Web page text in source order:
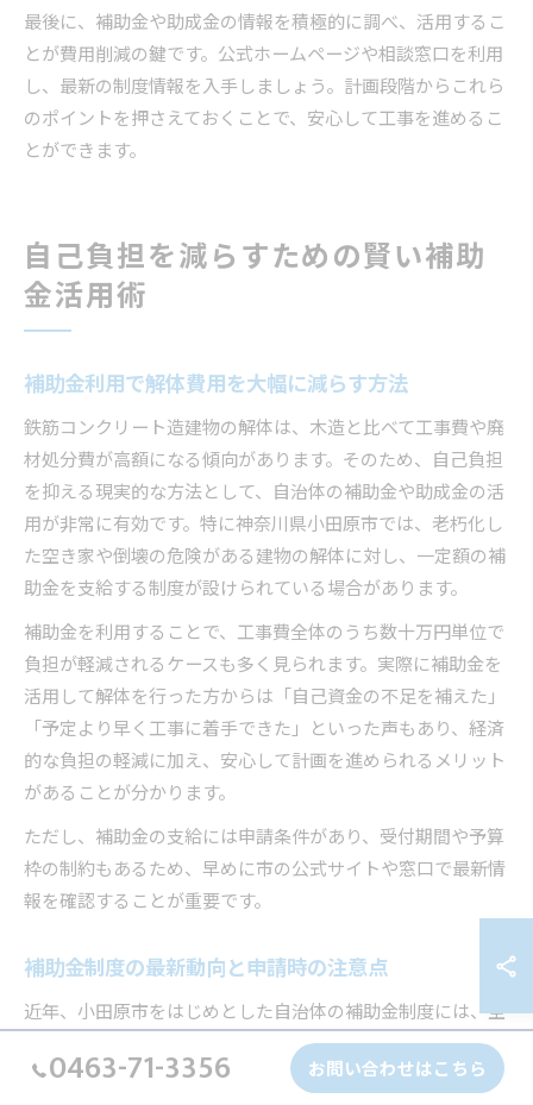
最後に、補助金や助成金の情報を積極的に調べ、活用するこ
とが費用削減の鍵です。公式ホームページや相談窓口を利用
し、最新の制度情報を入手しましょう。計画段階からこれら
のポイントを押さえておくことで、安心して工事を進めるこ
とができます。
自己負担を減らすための賢い補助
金活用術
補助金利用で解体費用を大幅に減らす方法
鉄筋コンクリート造建物の解体は、木造と比べて工事費や廃
材処分費が高額になる傾向があります。そのため、自己負担
を抑える現実的な方法として、自治体の補助金や助成金の活
用が非常に有効です。特に神奈川県小田原市では、老朽化し
た空き家や倒壊の危険がある建物の解体に対し、一定額の補
助金を支給する制度が設けられている場合があります。
補助金を利用することで、工事費全体のうち数十万円単位で
負担が軽減されるケースも多く見られます。実際に補助金を
活用して解体を行った方からは「自己資金の不足を補えた」
「予定より早く工事に着手できた」といった声もあり、経済
的な負担の軽減に加え、安心して計画を進められるメリット
があることが分かります。
ただし、補助金の支給には申請条件があり、受付期間や予算
枠の制約もあるため、早めに市の公式サイトや窓口で最新情
報を確認することが重要です。
補助金制度の最新動向と申請時の注意点
近年、小田原市をはじめとした自治体の補助金制度には、空
き家対策や防災の観点から見直しや拡充が行われる傾向があ
ります。たとえば、特定の期間や年度ごとに申請受付が開始
0463-71-3356 お問い合わせはこちら